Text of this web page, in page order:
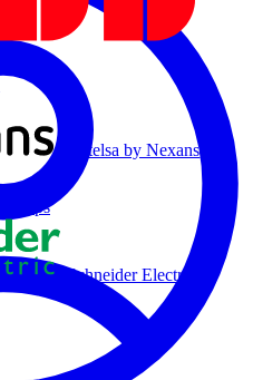
Centelsa by Nexans
Philips
Schneider Electric